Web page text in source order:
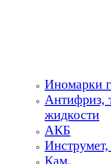
Иномарки
Антифриз,
жидкости
АКБ
Кам.